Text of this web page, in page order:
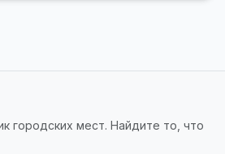
городских мест. Найдите то, что